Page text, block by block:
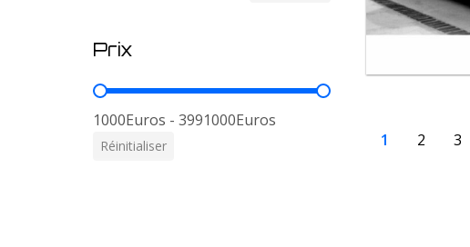
Prix
Prix
1000Euros - 3991000Euros
Réinitialiser 1 2 3